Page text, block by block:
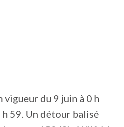
vigueur du 9 juin à 0 h
h 59. Un détour balisé